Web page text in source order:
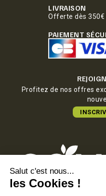
LIVRAISON
Offerte dès 350€
PAIEMENT
Profitez de nos offres